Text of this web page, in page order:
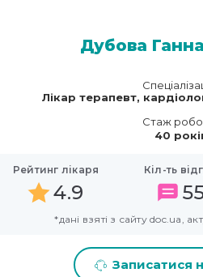
Дубова Ганна
Лікар терапевт,
Стаж
40
Рейтинг лікаря
4.9
Кіл-ть
*дані взяті з сайту doc.ua,
Записатися